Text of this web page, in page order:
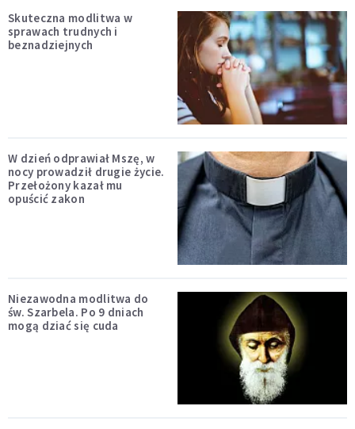
Skuteczna modlitwa w
sprawach trudnych i
beznadziejnych
W dzień odprawiał Mszę, w
nocy prowadził drugie życie.
Przełożony kazał mu
opuścić zakon
Niezawodna modlitwa do
św. Szarbela. Po 9 dniach
mogą dziać się cuda